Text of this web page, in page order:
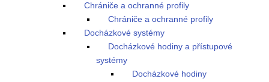
Chrániče a ochranné profily
Chrániče a ochranné profily
Docházkové systémy
Docházkové hodiny a přístupové
systémy
Docházkové hodiny